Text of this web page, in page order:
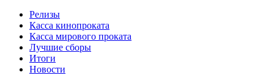
Релизы
Касса кинопроката
Касса мирового проката
Лучшие сборы
Итоги
Новости